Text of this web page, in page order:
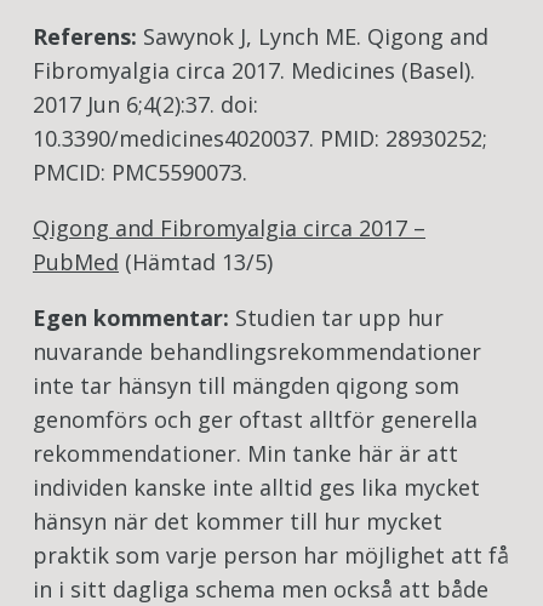
Referens: Sawynok J, Lynch ME. Qigong and
Fibromyalgia circa 2017. Medicines (Basel).
2017 Jun 6;4(2):37. doi:
10.3390/medicines4020037. PMID: 28930252;
PMCID: PMC5590073.
Qigong and Fibromyalgia circa 2017 –
PubMed (Hämtad 13/5)
Egen kommentar: Studien tar upp hur
nuvarande behandlingsrekommendationer
inte tar hänsyn till mängden qigong som
genomförs och ger oftast alltför generella
rekommendationer. Min tanke här är att
individen kanske inte alltid ges lika mycket
hänsyn när det kommer till hur mycket
praktik som varje person har möjlighet att få
in i sitt dagliga schema men också att både